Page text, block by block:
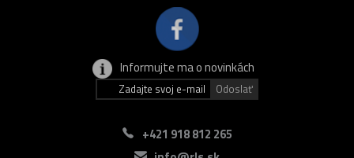
Informujte ma o novinkách
+421 918 812 265